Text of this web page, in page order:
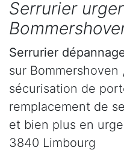
Serrurier
Serrurier
sur
sécurisation de
remplacement de
et bien plus en
3840 Limbourg